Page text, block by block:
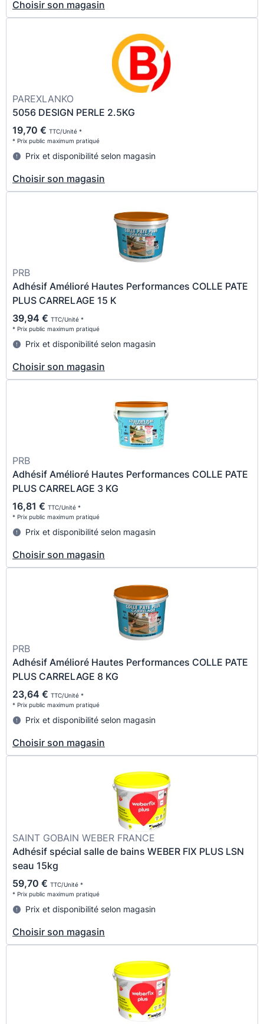
Choisir son magasin
PAREXLANKO
5056 DESIGN PERLE 2.5KG
19,70 € TTC/Unité *
* Prix public maximum pratiqué
Prix et disponibilité selon magasin
Choisir son magasin
PRB
Adhésif Amélioré Hautes Performances COLLE PATE
PLUS CARRELAGE 15 K
39,94 € TTC/Unité *
* Prix public maximum pratiqué
Prix et disponibilité selon magasin
Choisir son magasin
PRB
Adhésif Amélioré Hautes Performances COLLE PATE
PLUS CARRELAGE 3 KG
16,81 € TTC/Unité *
* Prix public maximum pratiqué
Prix et disponibilité selon magasin
Choisir son magasin
PRB
Adhésif Amélioré Hautes Performances COLLE PATE
PLUS CARRELAGE 8 KG
23,64 € TTC/Unité *
* Prix public maximum pratiqué
Prix et disponibilité selon magasin
Choisir son magasin
SAINT GOBAIN WEBER FRANCE
Adhésif spécial salle de bains WEBER FIX PLUS LSN
seau 15kg
59,70 € TTC/Unité *
* Prix public maximum pratiqué
Prix et disponibilité selon magasin
Choisir son magasin